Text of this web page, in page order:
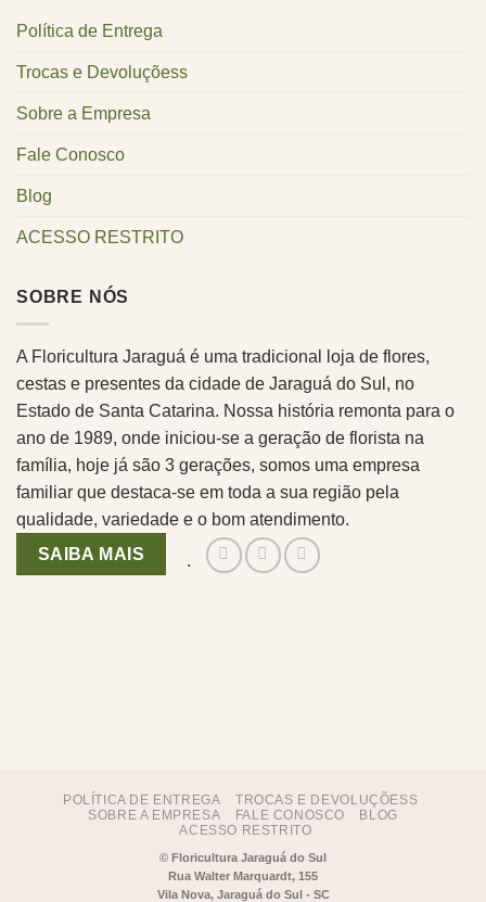
Política de Entrega
Trocas e Devoluçõess
Sobre a Empresa
Fale Conosco
Blog
ACESSO RESTRITO
SOBRE NÓS
A Floricultura Jaraguá é uma tradicional loja de flores,
cestas e presentes da cidade de Jaraguá do Sul, no
Estado de Santa Catarina. Nossa história remonta para o
ano de 1989, onde iniciou-se a geração de florista na
família, hoje já são 3 gerações, somos uma empresa
familiar que destaca-se em toda a sua região pela
qualidade, variedade e o bom atendimento.
SAIBA MAIS
.
POLÍTICA DE ENTREGA
TROCAS E DEVOLUÇÕESS
SOBRE A EMPRESA
FALE CONOSCO
BLOG
ACESSO RESTRITO
© Floricultura Jaraguá do Sul
Rua Walter Marquardt, 155
Vila Nova, Jaraguá do Sul - SC